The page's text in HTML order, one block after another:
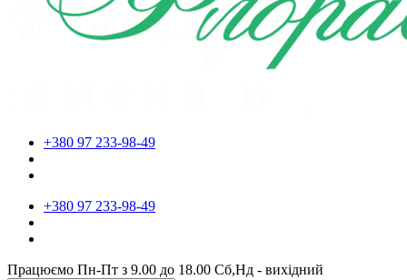
+380 97 233-98-49
+380 97 233-98-49
Працюємо Пн-Пт з 9.00 до 18.00 Сб,Нд - вихідний